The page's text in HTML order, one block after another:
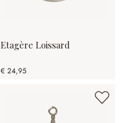
Etagère Loissard
€ 24,95